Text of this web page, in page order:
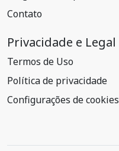
Contato
Privacidade e Legal
Termos de Uso
Política de privacidade
Configurações de cookies